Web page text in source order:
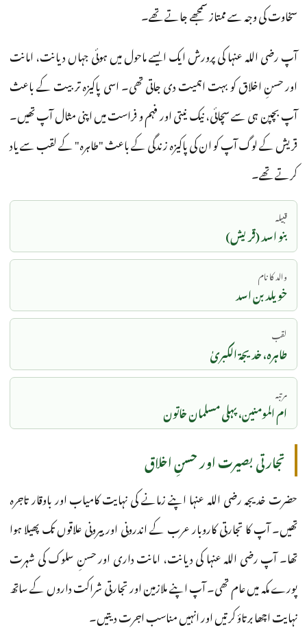
سخاوت کی وجہ سے ممتاز سمجھے جاتے تھے۔
آپ رضی اللہ عنہا کی پرورش ایک ایسے ماحول میں ہوئی جہاں دیانت، امانت
اور حسنِ اخلاق کو بہت اہمیت دی جاتی تھی۔ اسی پاکیزہ تربیت کے باعث
آپ بچپن ہی سے سچائی، نیک نیتی اور فہم و فراست میں اپنی مثال آپ تھیں۔
قریش کے لوگ آپ کو ان کی پاکیزہ زندگی کے باعث "طاہرہ" کے لقب سے یاد
کرتے تھے۔
قبیلہ
بنو اسد (قریش)
والد کا نام
خویلد بن اسد
لقب
طاہرہ، خدیجۃ الکبریٰ
مرتبہ
ام المومنین، پہلی مسلمان خاتون
تجارتی بصیرت اور حسنِ اخلاق
حضرت خدیجہ رضی اللہ عنہا اپنے زمانے کی نہایت کامیاب اور باوقار تاجرہ
تھیں۔ آپ کا تجارتی کاروبار عرب کے اندرونی اور بیرونی علاقوں تک پھیلا ہوا
تھا۔ آپ رضی اللہ عنہا کی دیانت، امانت داری اور حسنِ سلوک کی شہرت
پورے مکہ میں عام تھی۔ آپ اپنے ملازمین اور تجارتی شراکت داروں کے ساتھ
نہایت اچھا برتاؤ کرتیں اور انہیں مناسب اجرت دیتیں۔